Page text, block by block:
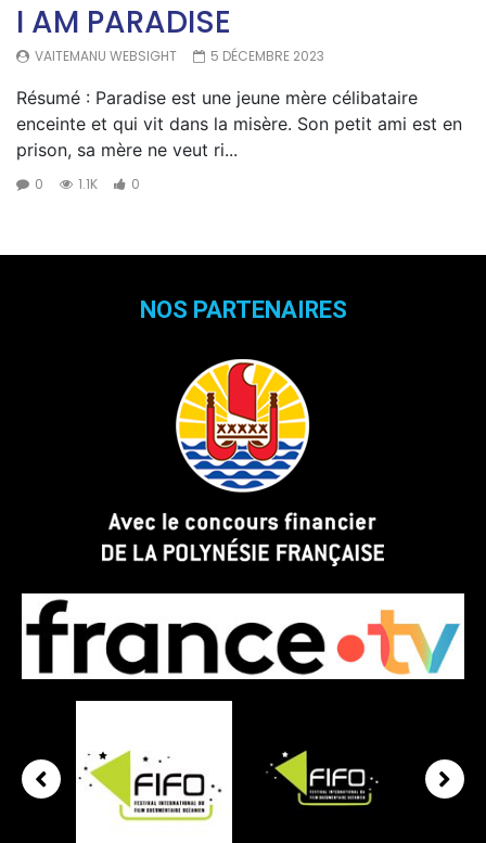
I AM PARADISE
VAITEMANU WEBSIGHT 5 DÉCEMBRE 2023
Résumé : Paradise est une jeune mère célibataire
enceinte et qui vit dans la misère. Son petit ami est en
prison, sa mère ne veut ri...
0 1.1K 0
NOS PARTENAIRES